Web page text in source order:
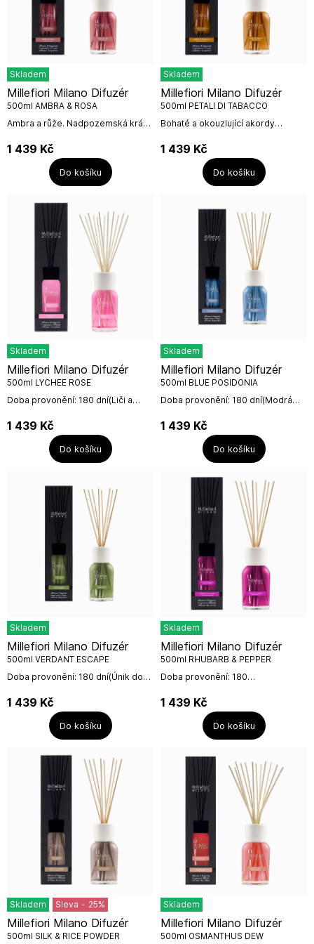
Skladem
Ambra a růže. Nadpozemská krása
zářivými tóny sladkého
pomeranče. V základu se uvolňují
Millefiori Milano Difuzér
500ml AMBRA & ROSA
1 439 Kč
Do košíku
Skladem
Bohaté a okouzlující akordy
mísí s krémovou vanilkou a
kakaem. V pozadí ucítíte doteky
Millefiori Milano Difuzér
500ml PETALI DI TABACCO
1 439 Kč
Do košíku
Skladem
Doba provonění: 180 dní(Liči a
damascénské růže, majestátní
královny květin, které...
Millefiori Milano Difuzér
500ml LYCHEE ROSE
1 439 Kč
Do košíku
Skladem
Doba provonění: 180 dní(Modrá
svěžestí této výrazné vodní vůně,
která se otevírá...
Millefiori Milano Difuzér
500ml BLUE POSIDONIA
1 439 Kč
Do košíku
Skladem
Doba provonění: 180 dní(Únik do
italského bergamotu, který
doplňuje pikantní akord...
Millefiori Milano Difuzér
500ml VERDANT ESCAPE
1 439 Kč
Do košíku
Skladem
Doba provonění: 180
spojení pikantního nepálského
pepře s tóny rebarbory a
nádechem jemné...
Millefiori Milano Difuzér
500ml RHUBARB & PEPPER
1 439 Kč
Do košíku
Skladem Sleva - 25%
Millefiori Milano Difuzér
500ml SILK & RICE POWDER
Skladem
Millefiori Milano Difuzér
500ml OSMANTHUS DEW